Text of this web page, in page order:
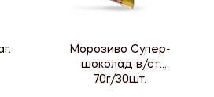
Морозиво Супер-
шоколад в/ст
70г/30шт.